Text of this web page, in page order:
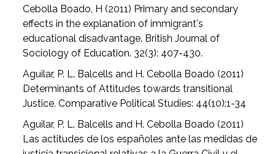
Cebolla Boado, H (2011) Primary and secondary
effects in the explanation of immigrant's
educational disadvantage. British Journal of
Sociology of Education. 32(3): 407-430.
Aguilar, P. L. Balcells and H. Cebolla Boado (2011)
Determinants of Attitudes towards transitional
Justice. Comparative Political Studies: 44(10):1-34
Aguilar, P. L. Balcells and H. Cebolla Boado (2011)
Las actitudes de los españoles ante las medidas de